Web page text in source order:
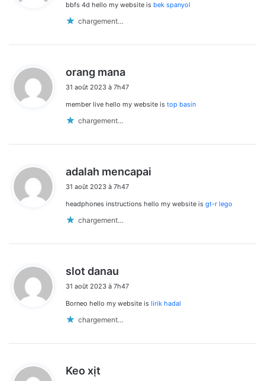
bbfs 4d hello my website is bek spanyol
chargement…
orang mana
t
31 août 2023 à 7h47
member live hello my website is top basin
chargement…
adalah mencapai
31 août 2023 à 7h47
headphones instructions hello my website is gt-r lego
chargement…
slot danau
t
31 août 2023 à 7h47
Borneo hello my website is lirik hadal
chargement…
Keo xịt